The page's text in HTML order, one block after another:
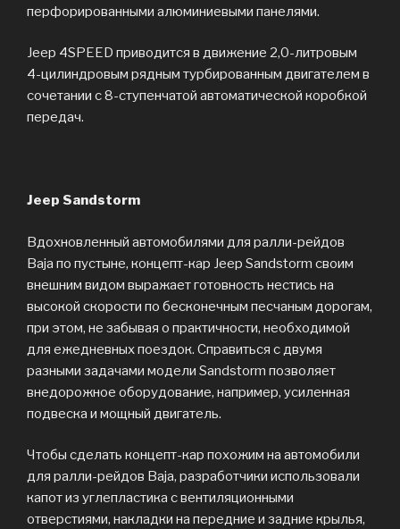
перфорированными алюминиевыми панелями.
Jeep 4SPEED приводится в движение 2,0-литровым
4-цилиндровым рядным турбированным двигателем в
сочетании с 8-ступенчатой автоматической коробкой
передач.
Jeep Sandstorm
Вдохновленный автомобилями для ралли-рейдов
Baja по пустыне, концепт-кар Jeep Sandstorm своим
внешним видом выражает готовность нестись на
высокой скорости по бесконечным песчаным дорогам,
при этом, не забывая о практичности, необходимой
для ежедневных поездок. Справиться с двумя
разными задачами модели Sandstorm позволяет
внедорожное оборудование, например, усиленная
подвеска и мощный двигатель.
Чтобы сделать концепт-кар похожим на автомобили
для ралли-рейдов Baja, разработчики использовали
капот из углепластика с вентиляционными
отверстиями, накладки на передние и задние крылья,